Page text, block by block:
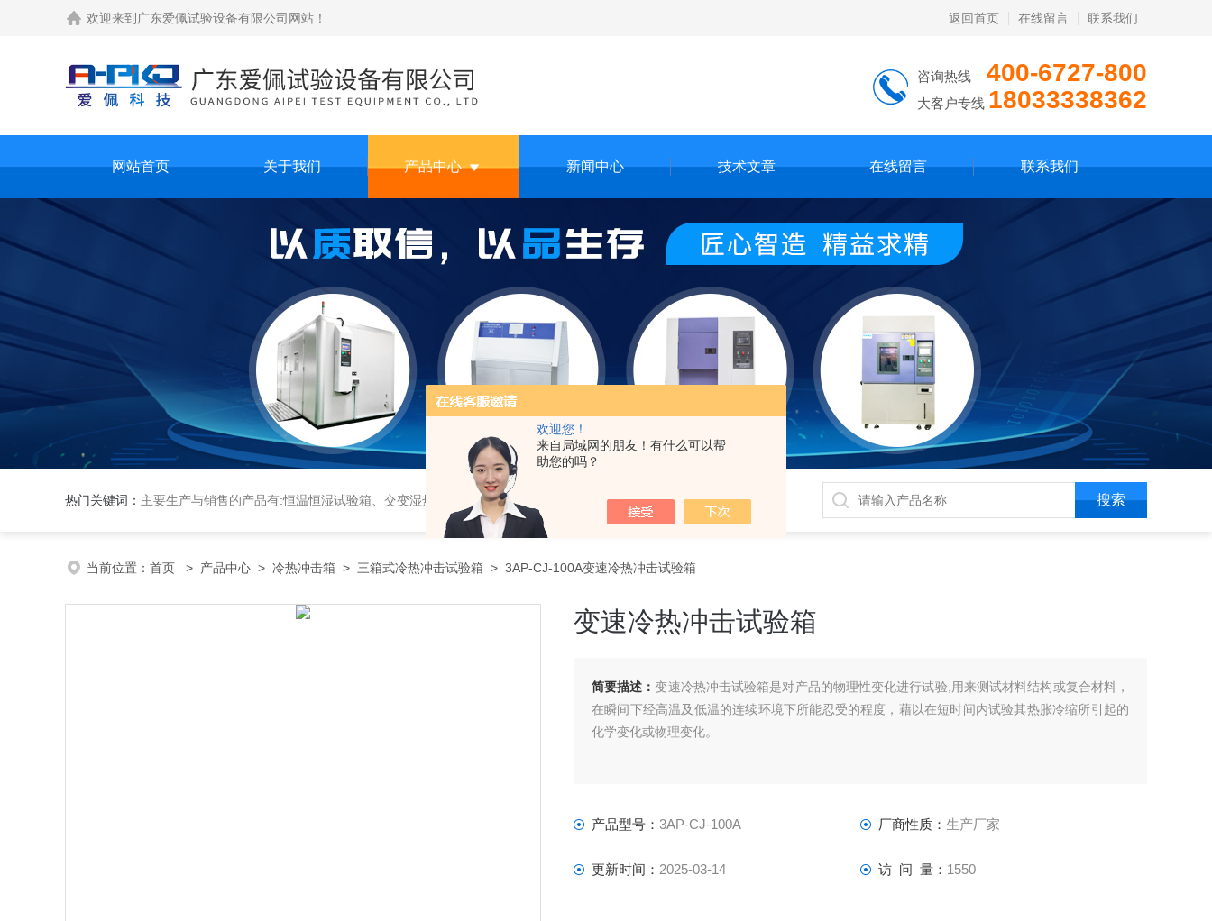
欢迎您！
来自局域网的朋友！有什么可以帮
助您的吗？
欢迎来到 广东爱佩试验设备有限公司网站 ！ 返回首页 在线留言 联系我们
咨询热线 400-6727-800
大客户专线 18033338362
网站首页 关于我们 产品中心 新闻中心 技术文章 在线留言 联系我们
热门关键词： 主要生产与销售的产品有:恒温恒湿试验箱、交变湿热试验箱、高低温交变试验箱、冷热冲击实验箱、紫外光试验箱、氙灯老化箱、恒温恒湿实验室、沙尘试验箱、淋雨试验箱、盐水喷雾试验箱、各种振动试验台、拉力试验机、蒸汽老化试验机、跌落试验机、插拔力试验机、按健寿命试验机、纸带耐磨擦试验机、工业烘烤箱
当前位置： 首页 > 产品中心 > 冷热冲击箱 > 三箱式冷热冲击试验箱 > 3AP-CJ-100A变速冷热冲击试验箱
变速冷热冲击试验箱
简要描述：变速冷热冲击试验箱是对产品的物理性变化进行试验,用来测试材料结构或复合材料，
在瞬间下经高温及低温的连续环境下所能忍受的程度，藉以在短时间内试验其热胀冷缩所引起的
化学变化或物理变化。
产品型号： 3AP-CJ-100A 厂商性质： 生产厂家
更新时间： 2025-03-14 访 问 量： 1550